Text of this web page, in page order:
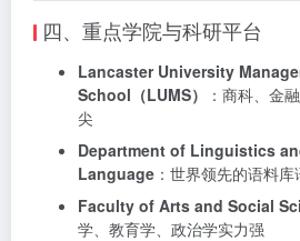
四、重点学院与科研平台
Lancaster University
School（LUMS）
：商科、金
尖
Department of Linguistics
Language ：世界领先的语料
Faculty of Arts and Social
学、教育学、政治学实力强